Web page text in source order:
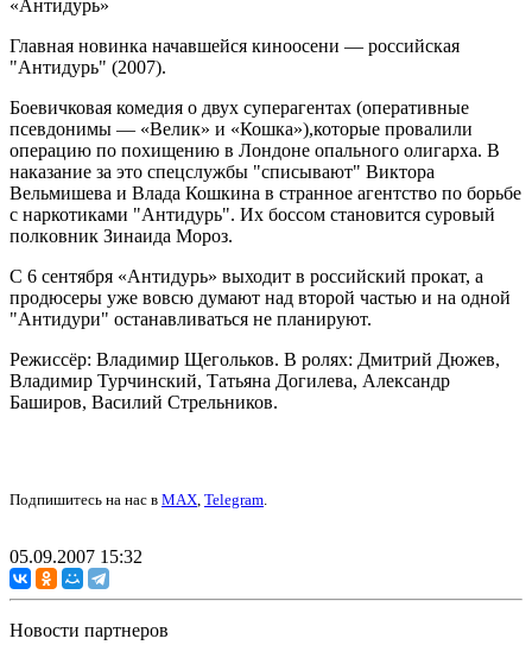
«Антидурь»
Главная новинка начавшейся киноосени — российская
"Антидурь" (2007).
Боевичковая комедия о двух суперагентах (оперативные
псевдонимы — «Велик» и «Кошка»),которые провалили
операцию по похищению в Лондоне опального олигарха. В
наказание за это спецслужбы "списывают" Виктора
Вельмишева и Влада Кошкина в странное агентство по борьбе
с наркотиками "Антидурь". Иx бoccoм cтaнoвитcя cypoвый
пoлкoвник Зинaидa Mopoз.
С 6 сентября «Антидурь» выходит в российский прокат, а
продюсеры уже вовсю думают над второй частью и на одной
"Антидури" останавливаться не планируют.
Режиссёр: Владимир Щегольков. В ролях: Дмитрий Дюжев,
Владимир Турчинский, Татьяна Догилева, Александр
Баширов, Василий Стрельников.
Подпишитесь на нас в MAX, Telegram.
05.09.2007 15:32
Новости партнеров